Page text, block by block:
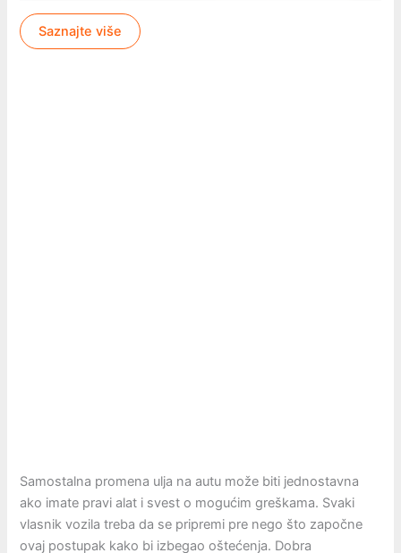
Saznajte više
Samostalna promena ulja na autu može biti jednostavna
ako imate pravi alat i svest o mogućim greškama. Svaki
vlasnik vozila treba da se pripremi pre nego što započne
ovaj postupak kako bi izbegao oštećenja. Dobra